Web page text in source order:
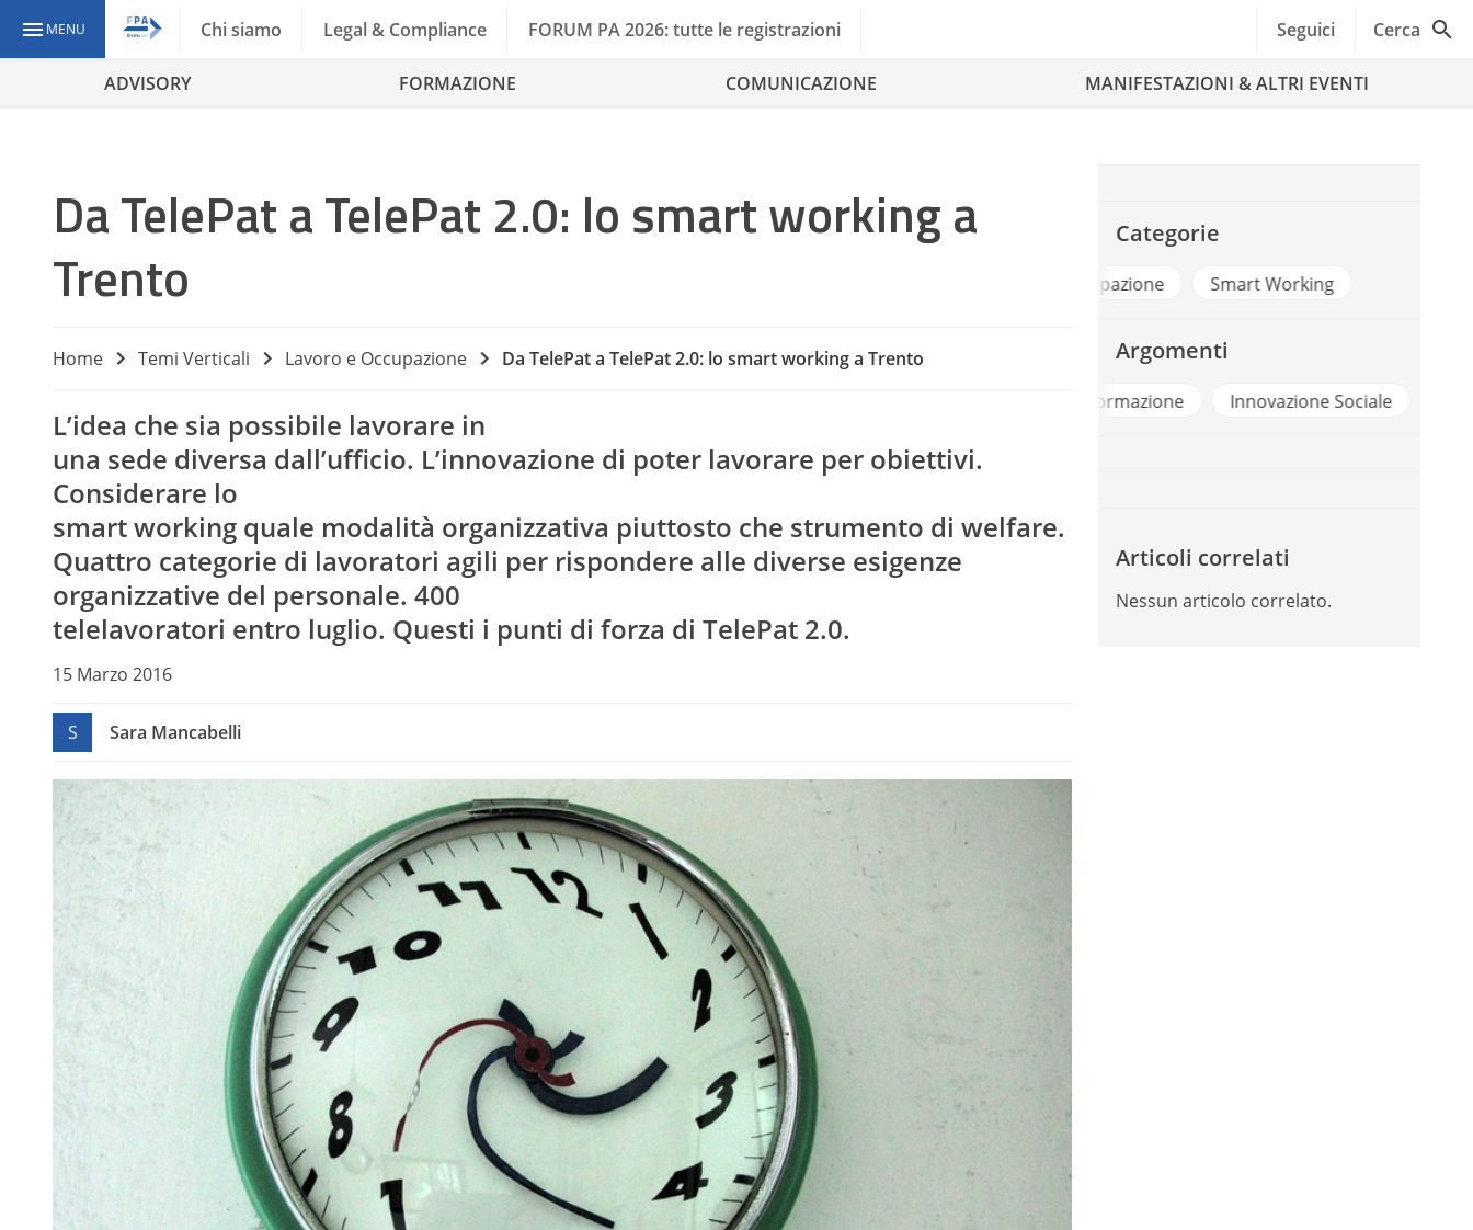
MENU Chi siamo Legal & Compliance FORUM PA 2026: tutte le registrazioni Seguici Cerca
ADVISORY FORMAZIONE COMUNICAZIONE MANIFESTAZIONI & ALTRI EVENTI
Da TelePat a TelePat 2.0: lo smart working a
Trento
Home Temi Verticali Lavoro e Occupazione Da TelePat a TelePat 2.0: lo smart working a Trento
L’idea che sia possibile lavorare in
una sede diversa dall’ufficio. L’innovazione di poter lavorare per obiettivi.
Considerare lo
smart working quale modalità organizzativa piuttosto che strumento di welfare.
Quattro categorie di lavoratori agili per rispondere alle diverse esigenze
organizzative del personale. 400
telelavoratori entro luglio. Questi i punti di forza di TelePat 2.0.
15 Marzo 2016
S Sara Mancabelli
Categorie
Lavoro e Occupazione
Argomenti
Innovazione Sociale Lavoro Agile
Articoli correlati
Nessun articolo correlato.